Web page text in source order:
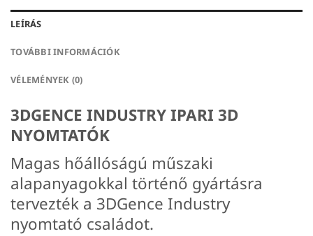
LEÍRÁS
TOVÁBBI INFORMÁCIÓK
VÉLEMÉNYEK (0)
3DGENCE INDUSTRY IPARI 3D
NYOMTATÓK
Magas hőállóságú műszaki
alapanyagokkal történő gyártásra
tervezték a 3DGence Industry
nyomtató családot.